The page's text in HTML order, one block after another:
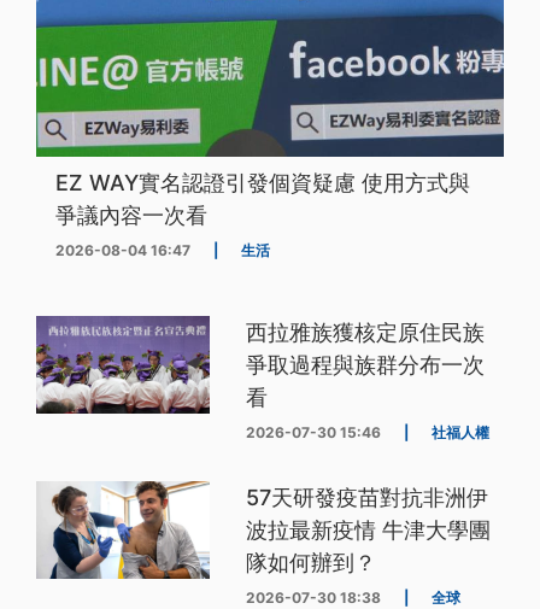
EZ WAY實名認證引發個資疑慮 使用方式與
爭議內容一次看
2026-08-04 16:47 生活
西拉雅族獲核定原住民族
爭取過程與族群分布一次
看
2026-07-30 15:46 社福人權
57天研發疫苗對抗非洲伊
波拉最新疫情 牛津大學團
隊如何辦到？
2026-07-30 18:38 全球